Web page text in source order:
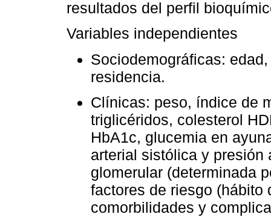
resultados del perfil
Variables independientes
Sociodemográficas:
residencia.
Clínicas: peso, índice de
triglicéridos, colesterol
HbA1c, glucemia en
arterial sistólica y presión
glomerular (determinada
factores de riesgo (hábito
comorbilidades y